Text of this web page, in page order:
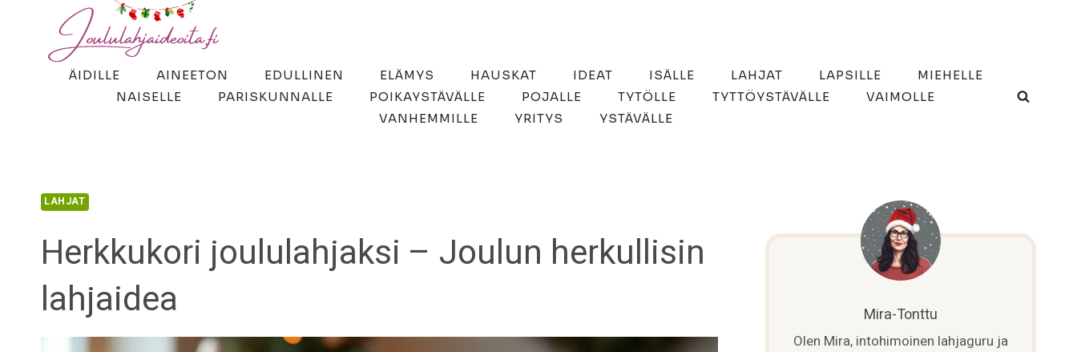
ÄIDILLE AINEETON EDULLINEN ELÄMYS HAUSKAT IDEAT ISÄLLE LAHJAT LAPSILLE
MIEHELLE
NAISELLE
PARISKUNNALLE POIKAYSTÄVÄLLE POJALLE TYTÖLLE TYTTÖYSTÄVÄLLE
VAIMOLLE
VANHEMMILLE
YRITYS YSTÄVÄLLE
LAHJAT
Herkkukori joululahjaksi – Joulun herkullisin
lahjaidea
Mira-Tonttu
Olen Mira, intohimoinen lahjaguru ja